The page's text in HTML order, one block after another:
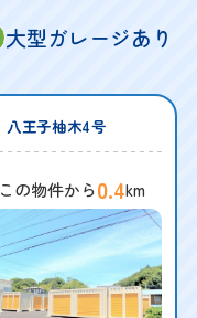
大型ガレージあり
八王子柚木4号
この物件から0.4km